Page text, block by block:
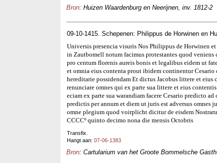
Bron: Huizen Waardenburg en Neerijnen, inv. 1812-2
09-10-1415. Schepenen: Philippus de Horwinen en
Universis presencia visuris Nos Philippus de Horwinen
in Zautbomell notum facimus protestantes quod
pro centum florenis aureis bonis et legalibus eidem ut
et omnia eius contenta prout ibidem continentur
hereditarie possidendam Et dictus Jacobus littere et
renunciare omnes qui ex parte sua littere et eius
eciam ex parte sua warandiam facere Cesario predicto
predictis per annum et diem ut juris est adversus omnes
omne plegium quod voirplicht dicitur de eisdem
CCCCº quinto decimo nona die mensis Octobris
Transfix.
Hangt aan: 07-06-1383
Bron: Cartularium van het Groote Bommelsche